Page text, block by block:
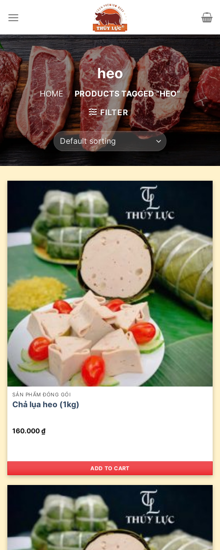
heo
HOME / PRODUCTS TAGGED “HEO”
FILTER
SẢN PHẨM ĐÓNG GÓI
Chả lụa heo (1kg)
160.000₫
ADD TO CART